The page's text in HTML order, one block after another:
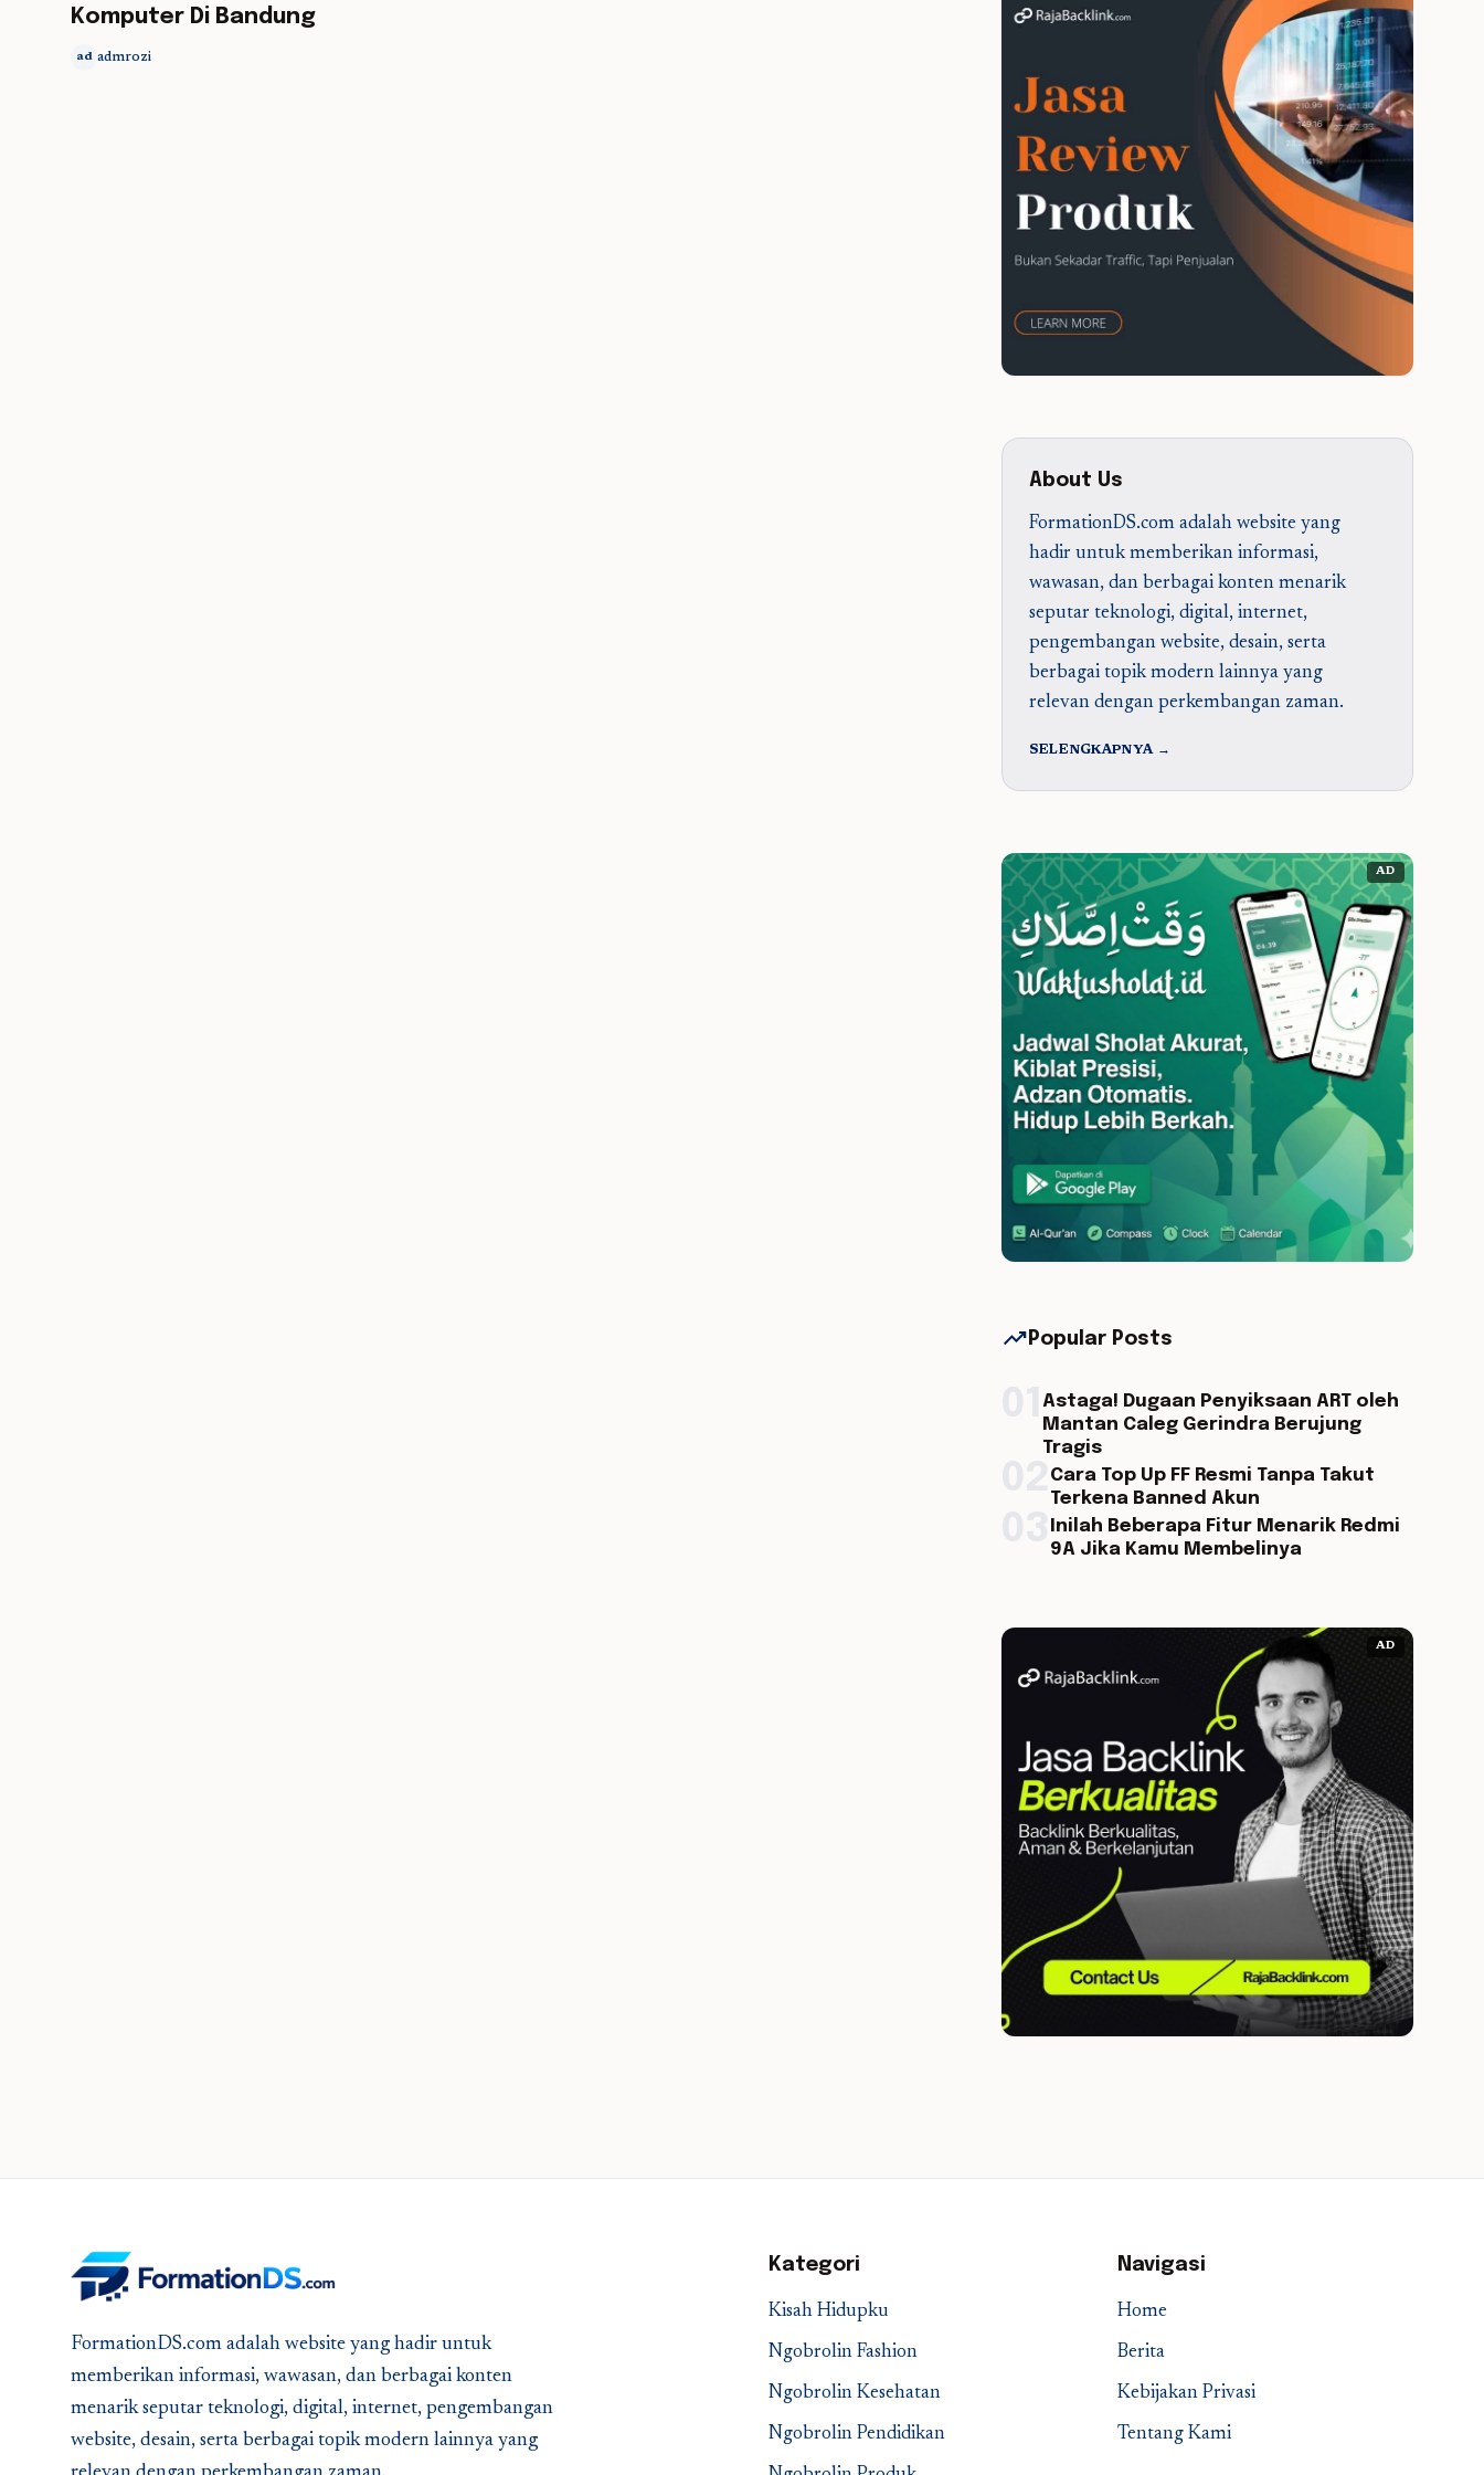
Komputer Di Bandung
ad admrozi
About Us
FormationDS.com adalah website yang
hadir untuk memberikan informasi,
wawasan, dan berbagai konten menarik
seputar teknologi, digital, internet,
pengembangan website, desain, serta
berbagai topik modern lainnya yang
relevan dengan perkembangan zaman.
SELENGKAPNYA →
AD
trending_up Popular Posts
Astaga! Dugaan Penyiksaan ART oleh
Mantan Caleg Gerindra Berujung
Tragis
Cara Top Up FF Resmi Tanpa Takut
Terkena Banned Akun
Inilah Beberapa Fitur Menarik Redmi
9A Jika Kamu Membelinya
AD
FormationDS.com adalah website yang hadir untuk
memberikan informasi, wawasan, dan berbagai konten
menarik seputar teknologi, digital, internet, pengembangan
website, desain, serta berbagai topik modern lainnya yang
Kategori
Kisah Hidupku
Ngobrolin Fashion
Ngobrolin Kesehatan
Ngobrolin Pendidikan
Navigasi
Home
Berita
Kebijakan Privasi
Tentang Kami